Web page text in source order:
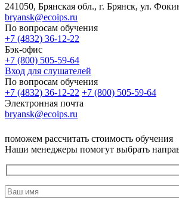
241050, Брянская обл., г. Брянск, ул.
bryansk@ecoips.ru
По вопросам обучения
+7 (4832) 36-12-22
Бэк-офис
+7 (800) 505-59-64
Вход для слушателей
По вопросам обучения
+7 (4832) 36-12-22 +7 (800) 505-59-64
Электронная почта
bryansk@ecoips.ru
поможем рассчитать стоимость обучения
Наши менеджеры помогут выбрать